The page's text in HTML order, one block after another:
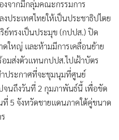
ระเทศไทยให้เป็นประชาธิปไตย
ทรงเป็นประมุข (กปปส.) ปิด
ใหญ่ และห้ามมีการเคลื่อนย้าย
อมส่งตัวแทนกปปส.ไปเฝ้าบัตร
ำประกาศที่จะชุมนุมที่ศูนย์
นถึงวันที่ 2 กุมภาพันธ์นี้ เพื่อขัด
ที่ 5 จังหวัดชายแดนภาคใต้คู่ขนาด